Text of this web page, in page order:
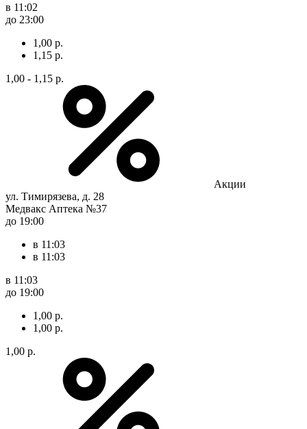
в 11:02
до 23:00
1,00 р.
1,15 р.
1,00 - 1,15 р.
Акции
ул. Тимирязева, д. 28
Медвакс Аптека №37
до 19:00
в 11:03
в 11:03
в 11:03
до 19:00
1,00 р.
1,00 р.
1,00 р.